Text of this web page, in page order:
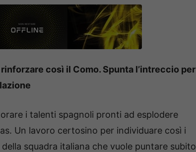
così il Como. Spunta l’intreccio per
i talenti spagnoli pronti ad esplodere
Un lavoro certosino per individuare così i
squadra italiana che vuole puntare subito